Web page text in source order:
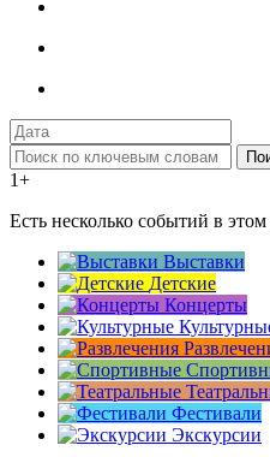
1+
Есть несколько событий в этом
Выставки
Детские
Концерты
Фестивали
Экскурсии